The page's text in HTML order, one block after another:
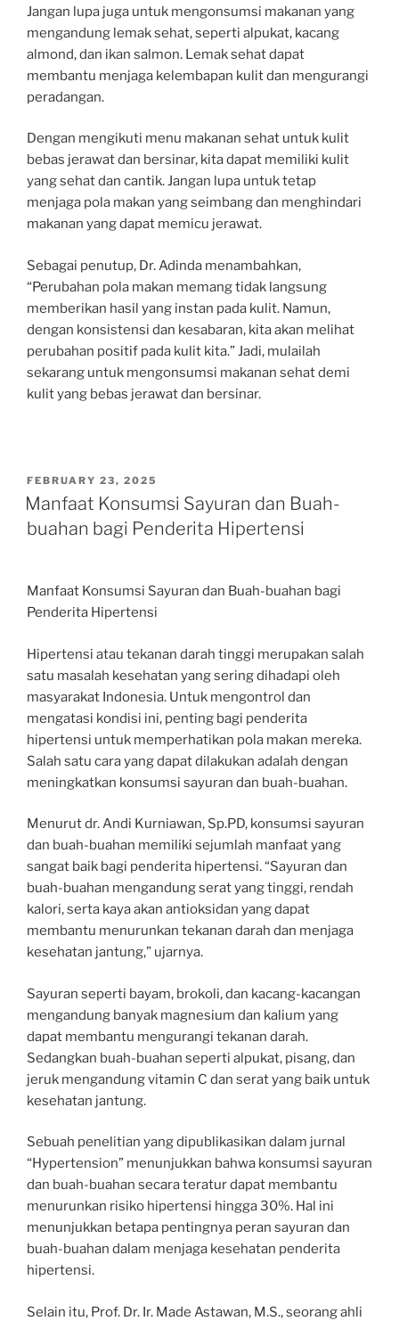
Jangan lupa juga untuk mengonsumsi makanan yang
mengandung lemak sehat, seperti alpukat, kacang
almond, dan ikan salmon. Lemak sehat dapat
membantu menjaga kelembapan kulit dan mengurangi
peradangan.
Dengan mengikuti menu makanan sehat untuk kulit
bebas jerawat dan bersinar, kita dapat memiliki kulit
yang sehat dan cantik. Jangan lupa untuk tetap
menjaga pola makan yang seimbang dan menghindari
makanan yang dapat memicu jerawat.
Sebagai penutup, Dr. Adinda menambahkan,
“Perubahan pola makan memang tidak langsung
memberikan hasil yang instan pada kulit. Namun,
dengan konsistensi dan kesabaran, kita akan melihat
perubahan positif pada kulit kita.” Jadi, mulailah
sekarang untuk mengonsumsi makanan sehat demi
kulit yang bebas jerawat dan bersinar.
POSTED
ON
FEBRUARY 23, 2025
Manfaat Konsumsi Sayuran dan Buah-
buahan bagi Penderita Hipertensi
Manfaat Konsumsi Sayuran dan Buah-buahan bagi
Penderita Hipertensi
Hipertensi atau tekanan darah tinggi merupakan salah
satu masalah kesehatan yang sering dihadapi oleh
masyarakat Indonesia. Untuk mengontrol dan
mengatasi kondisi ini, penting bagi penderita
hipertensi untuk memperhatikan pola makan mereka.
Salah satu cara yang dapat dilakukan adalah dengan
meningkatkan konsumsi sayuran dan buah-buahan.
Menurut dr. Andi Kurniawan, Sp.PD, konsumsi sayuran
dan buah-buahan memiliki sejumlah manfaat yang
sangat baik bagi penderita hipertensi. “Sayuran dan
buah-buahan mengandung serat yang tinggi, rendah
kalori, serta kaya akan antioksidan yang dapat
membantu menurunkan tekanan darah dan menjaga
kesehatan jantung,” ujarnya.
Sayuran seperti bayam, brokoli, dan kacang-kacangan
mengandung banyak magnesium dan kalium yang
dapat membantu mengurangi tekanan darah.
Sedangkan buah-buahan seperti alpukat, pisang, dan
jeruk mengandung vitamin C dan serat yang baik untuk
kesehatan jantung.
Sebuah penelitian yang dipublikasikan dalam jurnal
“Hypertension” menunjukkan bahwa konsumsi sayuran
dan buah-buahan secara teratur dapat membantu
menurunkan risiko hipertensi hingga 30%. Hal ini
menunjukkan betapa pentingnya peran sayuran dan
buah-buahan dalam menjaga kesehatan penderita
hipertensi.
Selain itu, Prof. Dr. Ir. Made Astawan, M.S., seorang ahli